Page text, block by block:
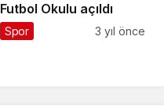
Futbol Okulu açıldı
Spor 3 yıl önce